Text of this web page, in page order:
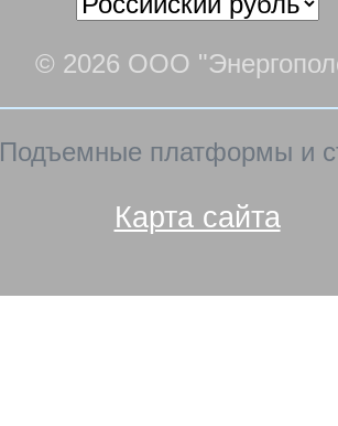
© 2026 ООО
Подъемные платформы и
Карта сайта